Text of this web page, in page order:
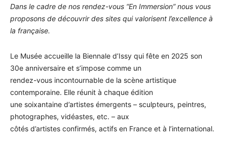
Dans le cadre de nos rendez-vous “En Immersion” nous vous
proposons de découvrir des sites qui valorisent l’excellence à
la française.
Le Musée accueille la Biennale d’Issy qui fête en 2025 son
30e anniversaire et s’impose comme un
rendez-vous incontournable de la scène artistique
contemporaine. Elle réunit à chaque édition
une soixantaine d’artistes émergents – sculpteurs, peintres,
photographes, vidéastes, etc. – aux
côtés d’artistes confirmés, actifs en France et à l’international.